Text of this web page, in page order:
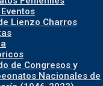
Lienzo Charros
de Congresos y
Nacionales de